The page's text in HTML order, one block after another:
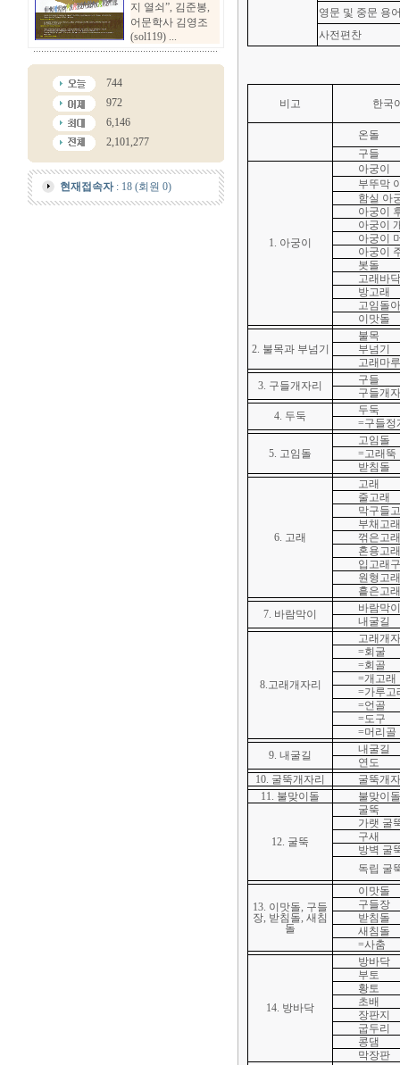
지 열쇠”, 김준봉,
어문학사 김영조
(sol119) ...
744
972
6,146
2,101,277
현재접속자: 18 (회원 0)
영문 및 중문 용
사전편찬
비고 한국
온돌
구들
1. 아궁이
아궁이
부뚜막
함실 아
아궁이
아궁이
아궁이
아궁이
봇돌
고래바닥
방고래
고임돌
이맛돌
2. 불목과 부넘기
불목
부넘기
고래마루
3. 구들개자리
구들
구들개
4. 두둑
두둑
=구들정
5. 고임돌
고임돌
=고래뚝
받침돌
6. 고래
고래
줄고래
막구들
부채고래
꺾은고래
혼용고래
입고래
원형고래
흩은고래
7. 바람막이
바람막이
내굴길
8.고래개자리
고래개
=회굴
=회골
=개고래
=가루고
=언골
=도구
=머리골
9. 내굴길
내굴길
연도
10. 굴뚝개자리
굴뚝개
11. 불맞이돌
불맞이돌
12. 굴뚝
굴뚝
가랫 굴
구새
방벽 굴
독립 굴
13. 이맛돌, 구들
장, 받침돌, 새침
돌
이맛돌
구들장
받침돌
새침돌
=사춤
14. 방바닥
방바닥
부토
황토
초배
장판지
굽두리
콩댐
막장판